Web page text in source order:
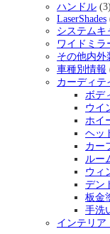
ハンドル (3)
LaserShades
システムキ
ワイドミラ
その他内外
車種別情報
カーディテ
ボデ
ウイ
ホイ
ヘッ
カー
ルー
ウィ
デン
板金
手洗
インテリア